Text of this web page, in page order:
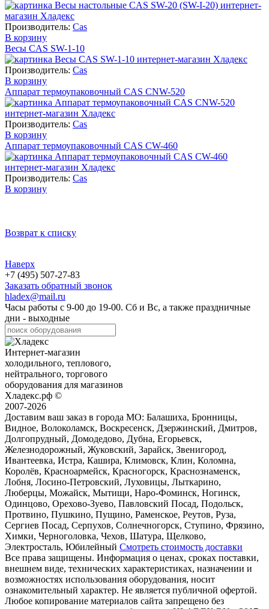
Производитель: Cas
В корзину
Весы CAS SW-1-10
Производитель: Cas
В корзину
Аппарат термоупаковочный CAS СNW-520
Производитель: Cas
В корзину
Аппарат термоупаковочный CAS CW-460
Производитель: Cas
В корзину
Возврат к списку
Наверх
+7 (495) 507-27-83
Заказать обратный звонок
hladex@mail.ru
Часы работы с 9-00 до 19-00. Сб и Вс, а также праздничные
дни - выходные
Интернет-магазин
холодильного, теплового,
нейтрального, торгового
оборудования для магазинов
Хладекс.рф ©
2007-2026
Доставим ваш заказ в города МО: Балашиха, Бронницы,
Видное, Волоколамск, Воскресенск, Дзержинский, Дмитров,
Долгопрудный, Домодедово, Дубна, Егорьевск,
Железнодорожный, Жуковский, Зарайск, Звенигород,
Ивантеевка, Истра, Кашира, Климовск, Клин, Коломна,
Королёв, Красноармейск, Красногорск, Краснознаменск,
Лобня, Лосино-Петровский, Луховицы, Лыткарино,
Люберцы, Можайск, Мытищи, Наро-Фоминск, Ногинск,
Одинцово, Орехово-Зуево, Павловский Посад, Подольск,
Протвино, Пушкино, Пущино, Раменское, Реутов, Руза,
Сергиев Посад, Серпухов, Солнечногорск, Ступино, Фрязино,
Химки, Черноголовка, Чехов, Шатура, Щелково,
Электросталь, Юбилейный Смотреть стоимость доставки
Все права защищены. Информация о ценах, сроках поставки,
внешнем виде, технических характеристиках, назначении и
возможностях использования оборудования, носит
ознакомительный характер. Не является публичной офертой.
Любое копирование материалов сайта запрещено без